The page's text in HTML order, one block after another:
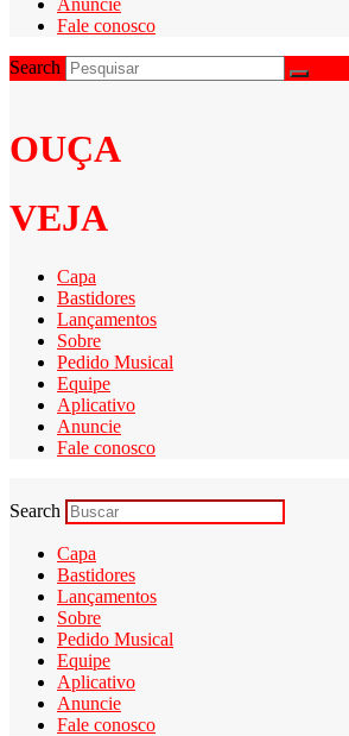
Fale conosco
Search
OUÇA
VEJA
Capa
Bastidores
Lançamentos
Sobre
Pedido Musical
Equipe
Aplicativo
Anuncie
Fale conosco
Search
Capa
Bastidores
Lançamentos
Sobre
Pedido Musical
Equipe
Aplicativo
Anuncie
Fale conosco